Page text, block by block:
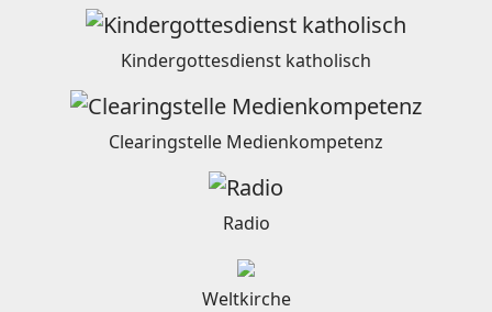
Kindergottesdienst katholisch
Clearingstelle Medienkompetenz
Radio
Weltkirche